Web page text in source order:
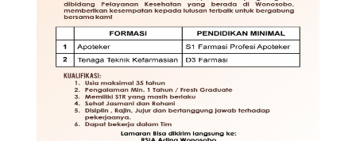
WONOSOBO
DIBUTUHKAN SEGERA TENAGA TEKNIS
KEFARMASIAN DI RUMAH SAKIT IBU
DAN ANAK ADINA WONOSOBO
SYARAT DAN KETENTUAN LIHAT